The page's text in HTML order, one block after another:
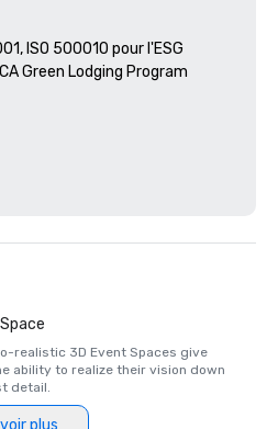
ISO 500010 pour l'ESG
Green Lodging Program
realistic 3D Event Spaces give
ability to realize their vision down
detail.
plus